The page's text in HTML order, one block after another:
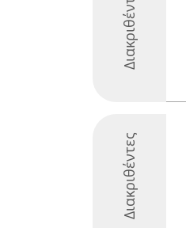
Διακριθέντες
Διακριθέντες